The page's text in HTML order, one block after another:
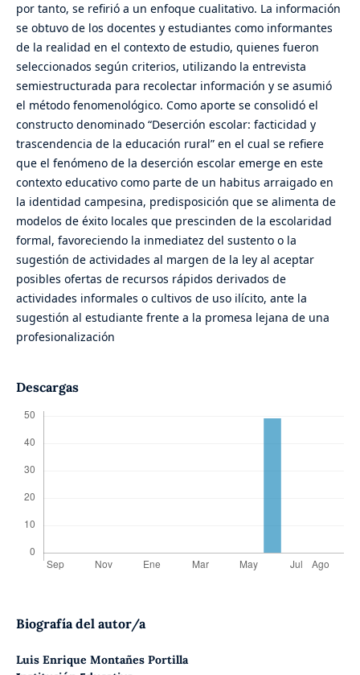
por tanto, se refirió a un enfoque cualitativo. La información
se obtuvo de los docentes y estudiantes como informantes
de la realidad en el contexto de estudio, quienes fueron
seleccionados según criterios, utilizando la entrevista
semiestructurada para recolectar información y se asumió
el método fenomenológico. Como aporte se consolidó el
constructo denominado “Deserción escolar: facticidad y
trascendencia de la educación rural” en el cual se refiere
que el fenómeno de la deserción escolar emerge en este
contexto educativo como parte de un habitus arraigado en
la identidad campesina, predisposición que se alimenta de
modelos de éxito locales que prescinden de la escolaridad
formal, favoreciendo la inmediatez del sustento o la
sugestión de actividades al margen de la ley al aceptar
posibles ofertas de recursos rápidos derivados de
actividades informales o cultivos de uso ilícito, ante la
sugestión al estudiante frente a la promesa lejana de una
profesionalización
Descargas
Biografía del autor/a
Luis Enrique Montañes Portilla